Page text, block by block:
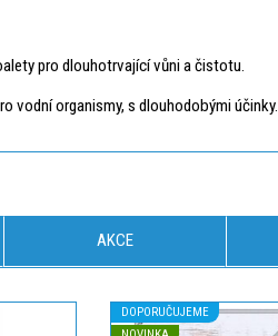
pro dlouhotrvající vůni a čistotu.
vodní organismy, s dlouhodobými účinky.
AKCE
DOPORUČUJEME